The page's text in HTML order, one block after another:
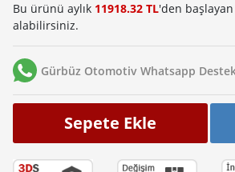
Bu ürünü aylık 11918.32 TL'den
alabilirsiniz.
Gürbüz Otomotiv Whatsapp
Sepete Ekle